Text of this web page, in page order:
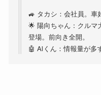
🚙 タカシ：会社員。車
🌟 陽向ちゃん：クルマ
登場。前向き全開。
🤖 AIくん：情報量が多